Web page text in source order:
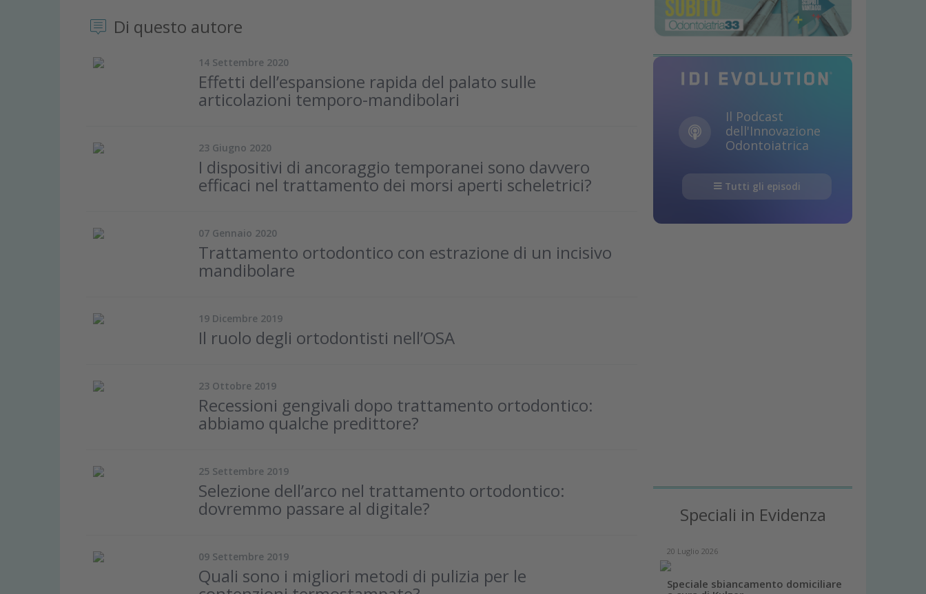
Di questo autore
14 Settembre 2020
Effetti dell’espansione rapida del palato sulle
articolazioni temporo-mandibolari
23 Giugno 2020
I dispositivi di ancoraggio temporanei sono davvero
efficaci nel trattamento dei morsi aperti scheletrici?
07 Gennaio 2020
Trattamento ortodontico con estrazione di un incisivo
mandibolare
19 Dicembre 2019
Il ruolo degli ortodontisti nell’OSA
23 Ottobre 2019
Recessioni gengivali dopo trattamento ortodontico:
abbiamo qualche predittore?
25 Settembre 2019
Selezione dell’arco nel trattamento ortodontico:
dovremmo passare al digitale?
09 Settembre 2019
Quali sono i migliori metodi di pulizia per le
Il Podcast
dell'Innovazione
Odontoiatrica
Tutti gli episodi
Speciali in Evidenza
20 Luglio 2026
Speciale sbiancamento domiciliare